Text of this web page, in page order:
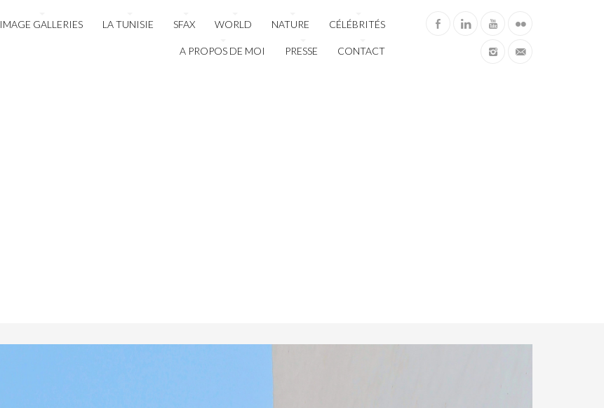
IMAGE GALLERIES LA TUNISIE SFAX WORLD NATURE CÉLÉBRITÉS
A PROPOS DE MOI PRESSE CONTACT